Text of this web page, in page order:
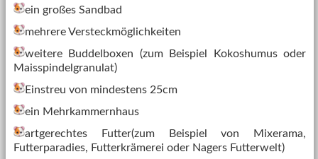
ein großes Sandbad
mehrere Versteckmöglichkeiten
weitere Buddelboxen (zum Beispiel Kokoshumus oder
Maisspindelgranulat)
Einstreu von mindestens 25cm
ein Mehrkammernhaus
artgerechtes Futter(zum Beispiel von Mixerama,
Futterparadies, Futterkrämerei oder Nagers Futterwelt)